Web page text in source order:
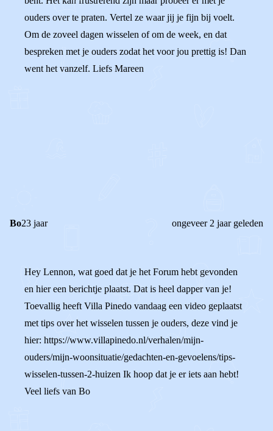
ouders over te praten. Vertel ze waar jij je fijn bij voelt.
Om de zoveel dagen wisselen of om de week, en dat
bespreken met je ouders zodat het voor jou prettig is! Dan
went het vanzelf. Liefs Mareen
Bo23 jaar ongeveer 2 jaar geleden
Hey Lennon, wat goed dat je het Forum hebt gevonden
en hier een berichtje plaatst. Dat is heel dapper van je!
Toevallig heeft Villa Pinedo vandaag een video geplaatst
met tips over het wisselen tussen je ouders, deze vind je
hier: https://www.villapinedo.nl/verhalen/mijn-
ouders/mijn-woonsituatie/gedachten-en-gevoelens/tips-
wisselen-tussen-2-huizen Ik hoop dat je er iets aan hebt!
Veel liefs van Bo